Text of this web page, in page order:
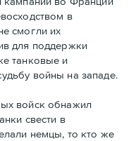
в
смогли их
для поддержки
танковые и
войны на западе.
войск обнажил
свести в
немцы, то кто же